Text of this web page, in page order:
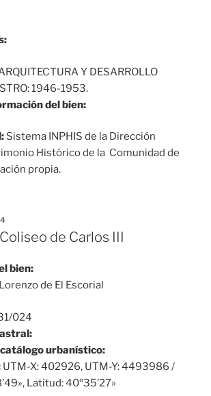
Y DESARROLLO
1946-1953.
del bien:
Sistema INPHIS de la Dirección
Histórico de la Comunidad de
propia.
de Carlos III
bien:
de El Escorial
024
urbanístico:
UTM-X: 402926, UTM-Y: 4493986 /
Latitud: 40º35’27»